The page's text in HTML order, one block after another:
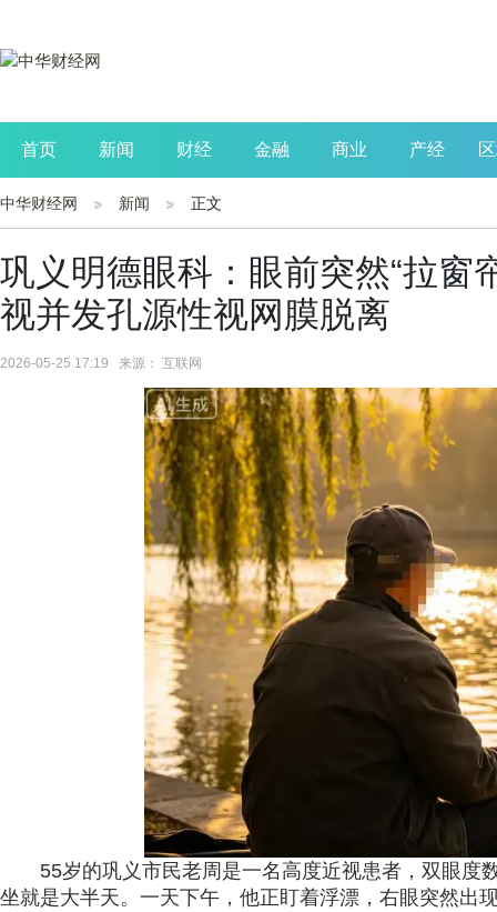
首页 新闻 财经 金融 商业 产经
公司 生活 读书
中华财经网 新闻 正文
巩义明德眼科：眼前突然“拉窗
视并发孔源性视网膜脱离
2026-05-25 17:19 来源： 互联网
55岁的巩义市民老周是一名高度近视患者，双眼度
坐就是大半天。一天下午，他正盯着浮漂，右眼突然出